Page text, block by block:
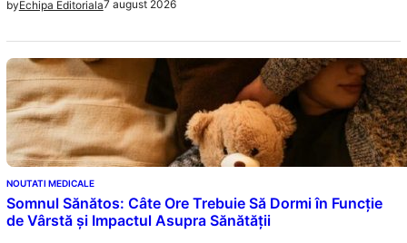
byEchipa Editoriala7 august 2026
NOUTATI MEDICALE
Somnul Sănătos: Câte Ore Trebuie Să Dormi în Funcție
de Vârstă și Impactul Asupra Sănătății